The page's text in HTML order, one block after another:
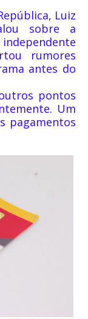
Luiz
sobre a
rumores
antes do
pontos
Um
pagamentos